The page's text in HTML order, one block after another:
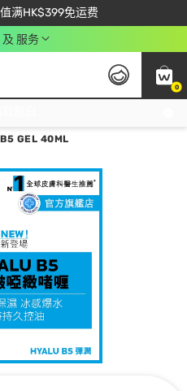
满HK$399免运费
会员尽享独家优惠
输入 NEWAPP 即减$50
及 服务
0
GEL 40ML